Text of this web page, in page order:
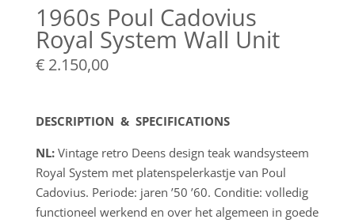
1960s Poul Cadovius
Royal System Wall Unit
€2.150,00
DESCRIPTION & SPECIFICATIONS
NL:Vintage retro Deens design teak wandsysteem
Royal System met platenspelerkastje van Poul
Cadovius. Periode: jaren ’50 ’60. Conditie: volledig
functioneel werkend en over het algemeen in goede